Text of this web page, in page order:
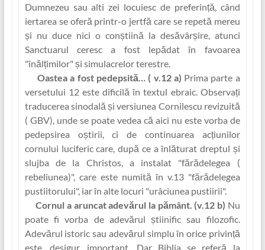
Dumnezeu sau alti zei locuiesc de preferin‏ță, când
iertarea se oferă printr-o jertfă care se repetă mereu
și nu duce nici o conștiin‏ă la desăvârșire, atunci
Sanctuarul ceresc a fost lepădat în favoarea
"înălț‏imilor" și simulacrelor terestre.
Oastea a fost pedepsită… ( v.12 a) Prima parte a
versetului 12 este dificilă în textul ebraic. Observa‏ți
traducerea sinodală și versiunea Cornilescu revizuită
( GBV), unde se poate vedea că aici nu este vorba de
pedepsirea oștirii, ci de continuarea acț‏iunilor
cornului luciferic care, după ce a înlăturat dreptul și
slujba de la Christos, a instalat "fărădelegea (
rebeliunea)", care este numită în v.13 "fărădelegea
pustiitorului", iar în alte locuri "urâciunea pustiirii".
Cornul a aruncat adevărul la pământ. (v.12 b) Nu
poate fi vorba de adevărul știin‏ific sau filozofic.
Adevărul istoric sau adevărul simplu în orice privin‏ță
este, desigur, important. Dar Biblia se referă la